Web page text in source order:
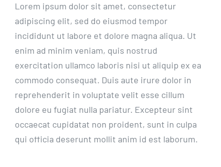
Lorem ipsum dolor sit amet, consectetur
adipiscing elit, sed do eiusmod tempor
incididunt ut labore et dolore magna aliqua. Ut
enim ad minim veniam, quis nostrud
exercitation ullamco laboris nisi ut aliquip ex ea
commodo consequat. Duis aute irure dolor in
reprehenderit in voluptate velit esse cillum
dolore eu fugiat nulla pariatur. Excepteur sint
occaecat cupidatat non proident, sunt in culpa
qui officia deserunt mollit anim id est laborum.